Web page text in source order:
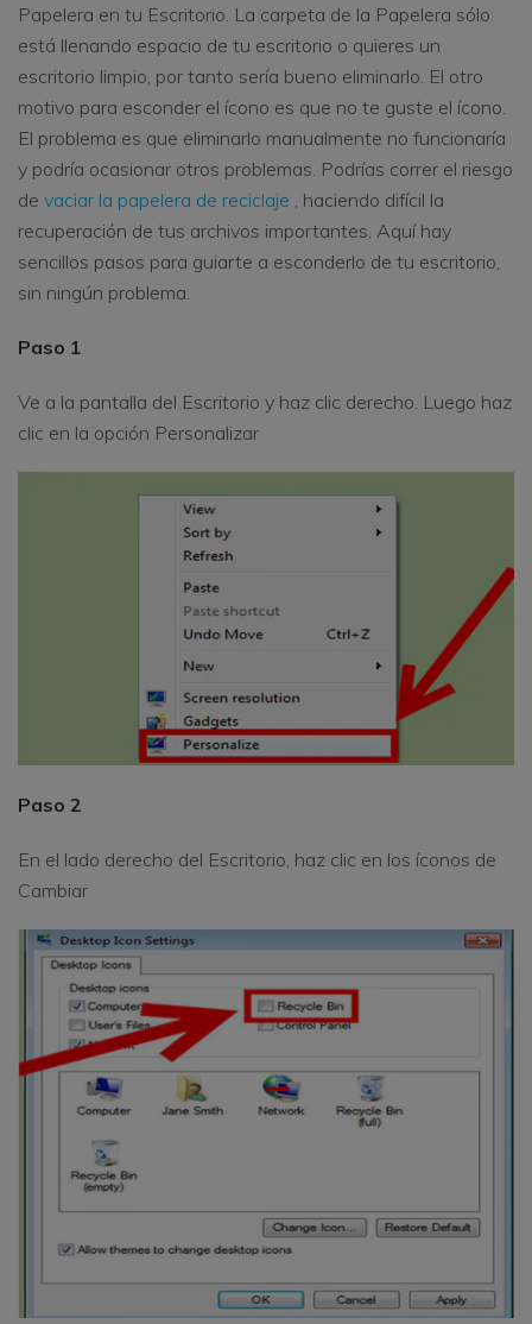
Otros Productos
Repairit - Reparar Datos
UBackit - Respaldar Datos
Papelera en tu Escritorio. La carpeta de la Papelera sólo
está llenando espacio de tu escritorio o quieres un
escritorio limpio, por tanto sería bueno eliminarlo. El otro
motivo para esconder el ícono es que no te guste el ícono.
El problema es que eliminarlo manualmente no funcionaría
y podría ocasionar otros problemas. Podrías correr el riesgo
de vaciar la papelera de reciclaje , haciendo difícil la
recuperación de tus archivos importantes. Aquí hay
sencillos pasos para guiarte a esconderlo de tu escritorio,
sin ningún problema.
Paso 1
Ve a la pantalla del Escritorio y haz clic derecho. Luego haz
clic en la opción Personalizar
Paso 2
En el lado derecho del Escritorio, haz clic en los íconos de
Cambiar